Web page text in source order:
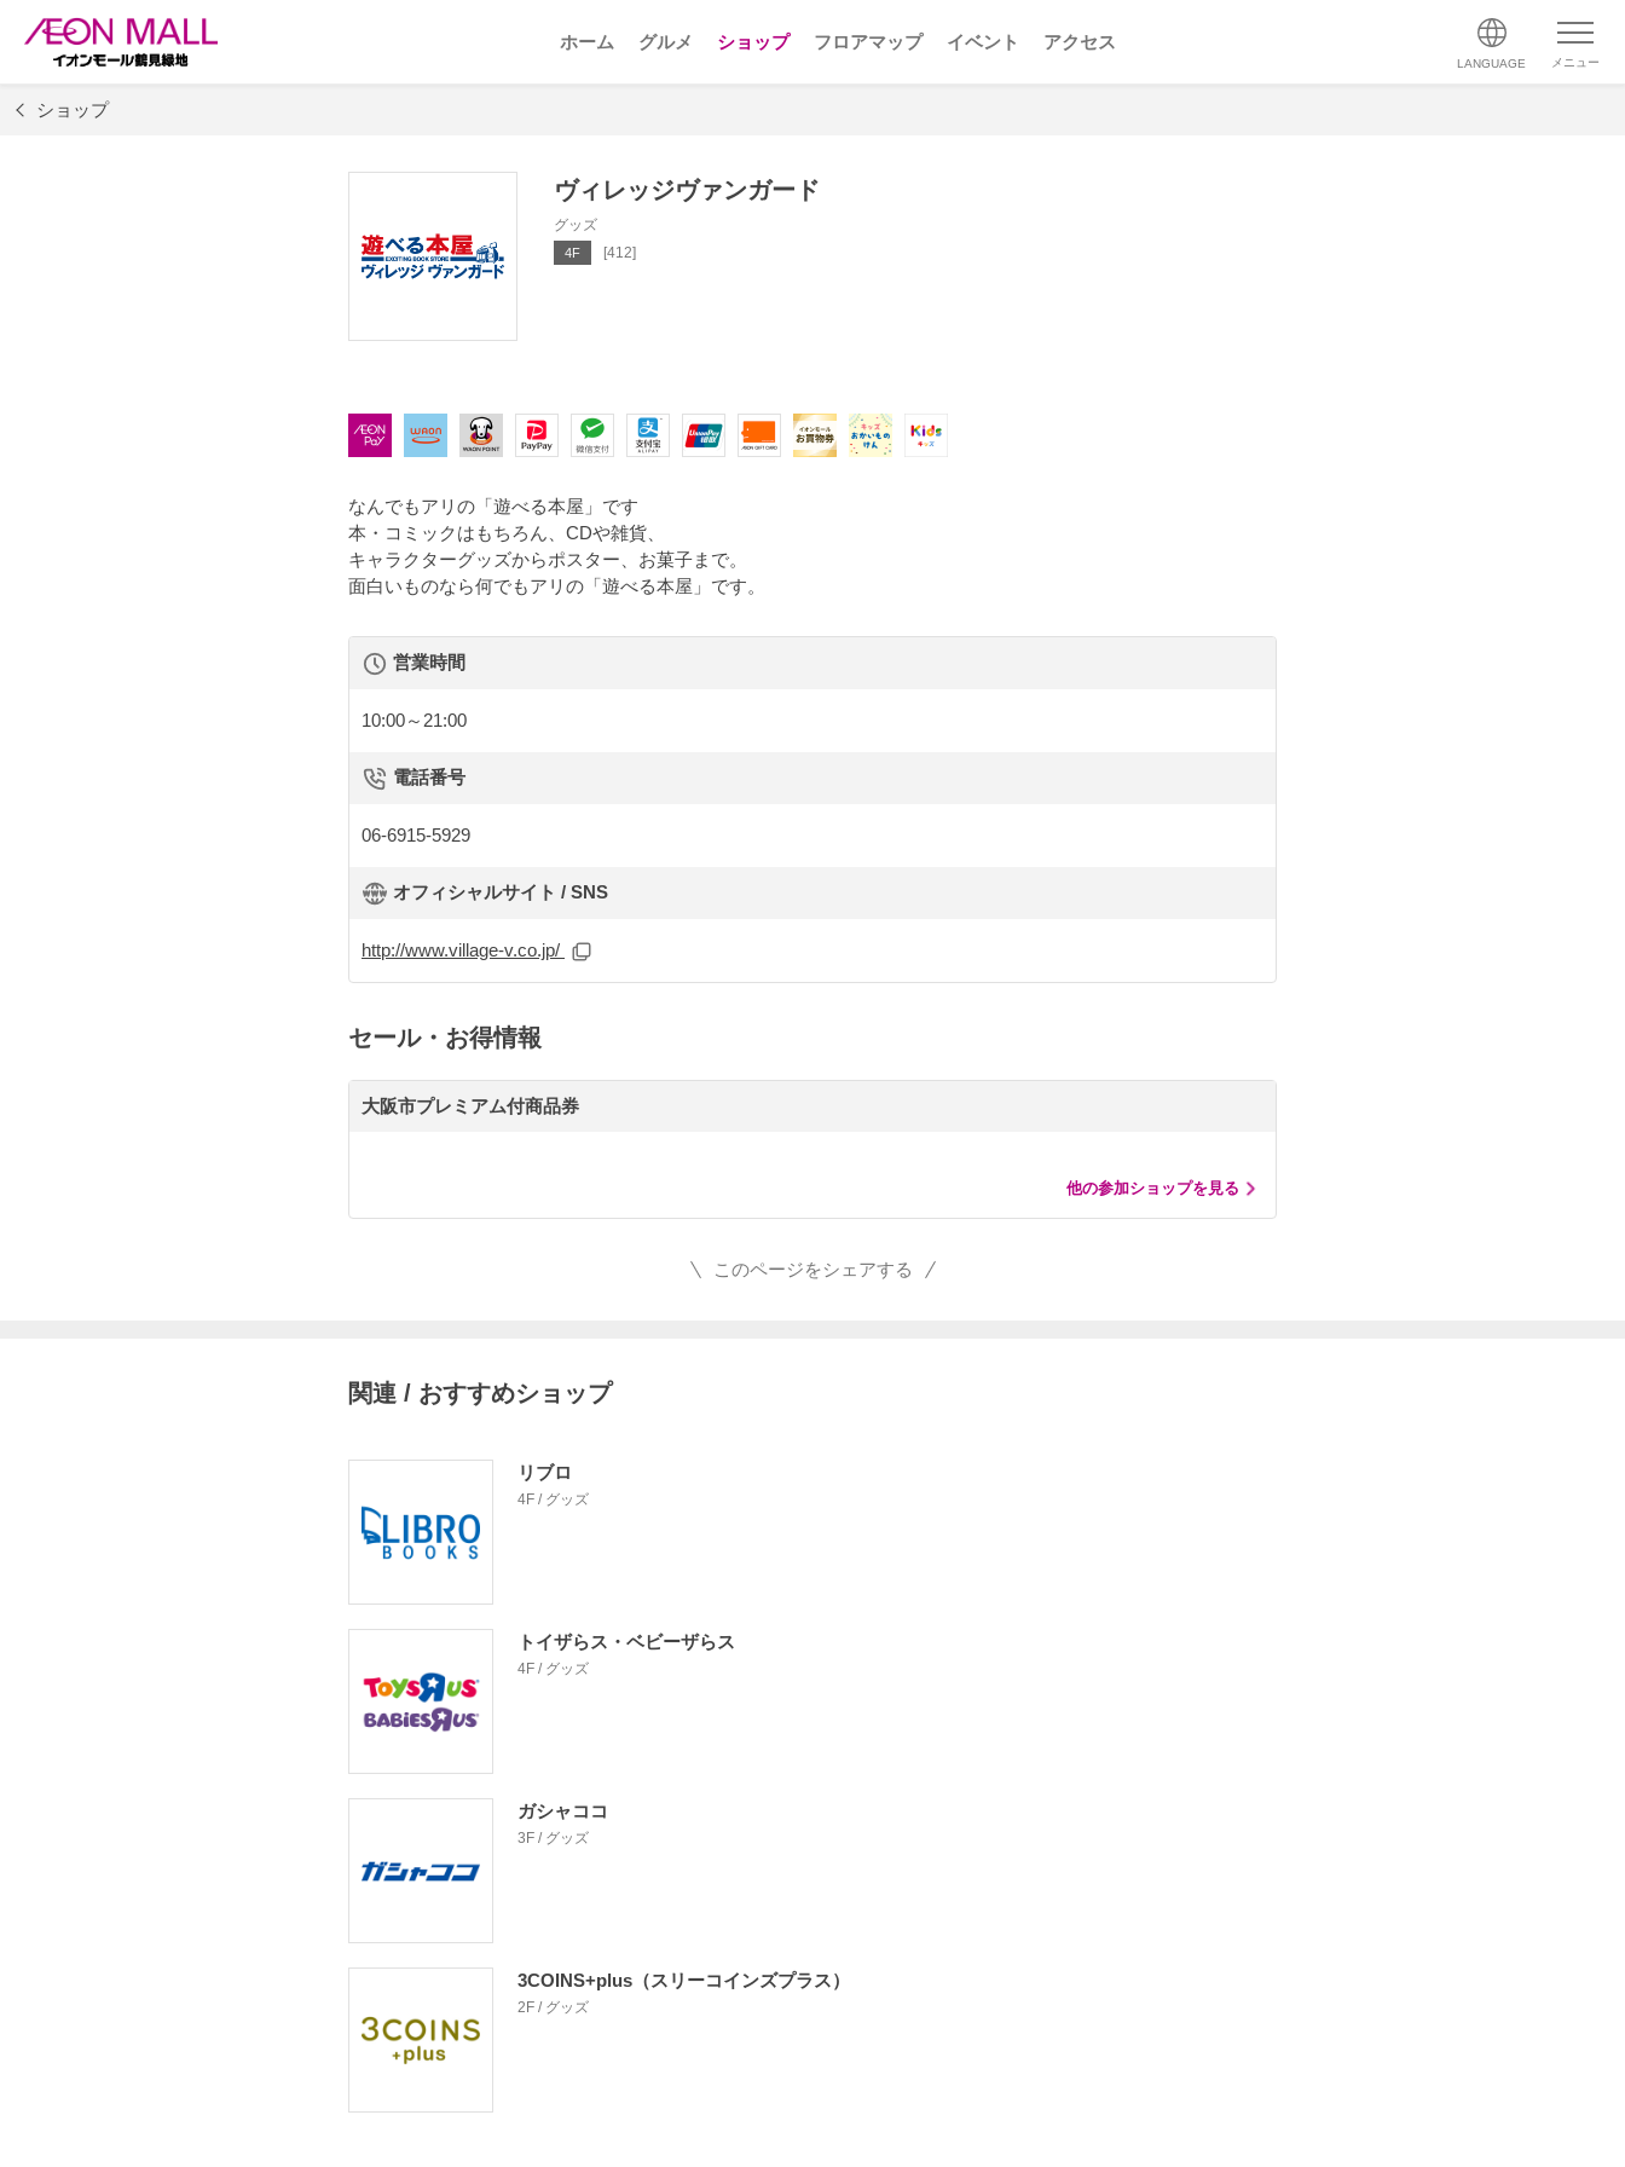
ホーム グルメ ショップ フロアマップ イベント アクセス
LANGUAGE メニュー
ショップ
ヴィレッジヴァンガード
グッズ
4F [412]
なんでもアリの「遊べる本屋」です
本・コミックはもちろん、CDや雑貨、
キャラクターグッズからポスター、お菓子まで。
面白いものなら何でもアリの「遊べる本屋」です。
営業時間
10:00～21:00
電話番号
06-6915-5929
オフィシャルサイト / SNS
http://www.village-v.co.jp/
セール・お得情報
大阪市プレミアム付商品券
他の参加ショップを見る
このページをシェアする
関連 / おすすめショップ
リブロ
4F / グッズ
トイザらス・ベビーザらス
4F / グッズ
ガシャココ
3F / グッズ
3COINS+plus（スリーコインズプラス）
2F / グッズ